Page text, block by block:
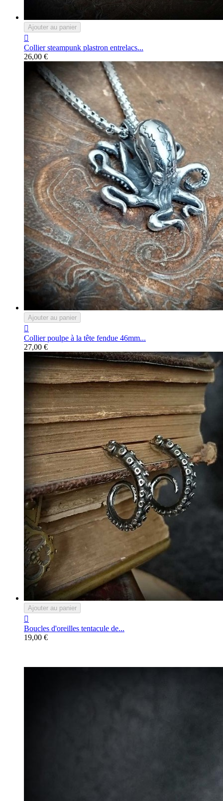
Ajouter au panier

Collier steampunk plastron entrelacs...
26,00 €
Ajouter au panier

Collier poulpe à la tête fendue 46mm...
27,00 €
Ajouter au panier

Boucles d'oreilles tentacule de...
19,00 €